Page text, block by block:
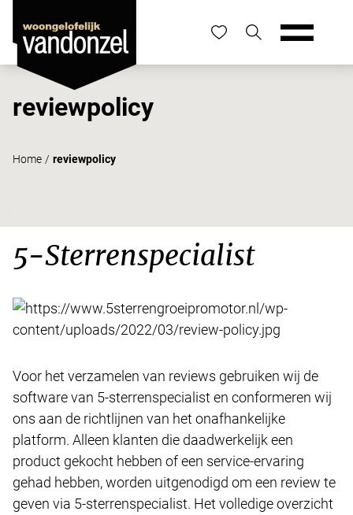
reviewpolicy
Home / reviewpolicy
5-Sterrenspecialist
Voor het verzamelen van reviews gebruiken wij de
software van 5-sterrenspecialist en conformeren wij
ons aan de richtlijnen van het onafhankelijke
platform. Alleen klanten die daadwerkelijk een
product gekocht hebben of een service-ervaring
gehad hebben, worden uitgenodigd om een review te
geven via 5-sterrenspecialist. Het volledige overzicht